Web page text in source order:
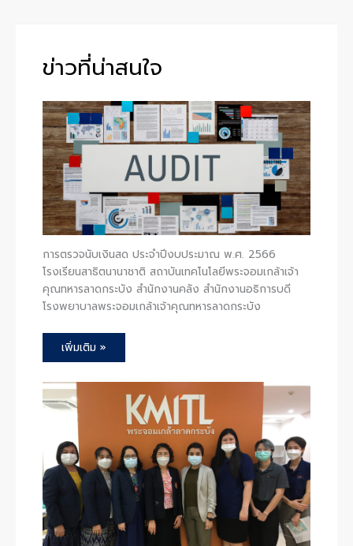
ข่าวที่น่าสนใจ
การตรวจนับเงินสด ประจำปีงบประมาณ พ.ศ. 2566
โรงเรียนสาธิตนานาชาติ สถาบันเทคโนโลยีพระจอมเกล้าเจ้า
คุณทหารลาดกระบัง สำนักงานคลัง สำนักงานอธิการบดี
โรงพยาบาลพระจอมเกล้าเจ้าคุณทหารลาดกระบัง
เพิ่มเติม »